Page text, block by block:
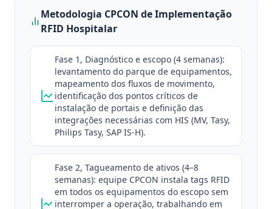
Metodologia CPCON de Implementação
RFID Hospitalar
Fase 1, Diagnóstico e escopo (4 semanas):
levantamento do parque de equipamentos,
mapeamento dos fluxos de movimento,
identificação dos pontos críticos de
instalação de portais e definição das
integrações necessárias com HIS (MV, Tasy,
Philips Tasy, SAP IS-H).
Fase 2, Tagueamento de ativos (4–8
semanas): equipe CPCON instala tags RFID
em todos os equipamentos do escopo sem
interromper a operação, trabalhando em